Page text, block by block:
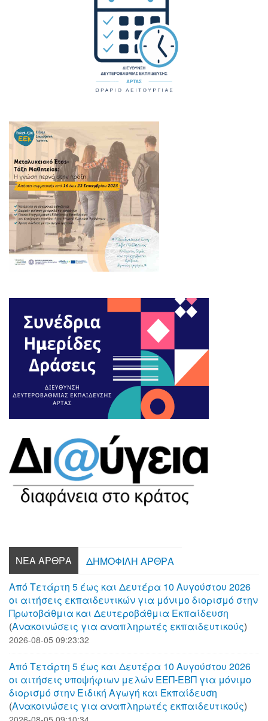
ΝΈΑ ΆΡΘΡΑ
ΔΗΜΟΦΙΛΉ ΆΡΘΡΑ
Από Τετάρτη 5 έως και Δευτέρα 10 Αυγούστου 2026
οι αιτήσεις εκπαιδευτικών για μόνιμο διορισμό στην
Πρωτοβάθμια και Δευτεροβάθμια Εκπαίδευση
(Aνακοινώσεις για αναπληρωτές εκπαιδευτικούς)
2026-08-05 09:23:32
Από Τετάρτη 5 έως και Δευτέρα 10 Αυγούστου 2026
οι αιτήσεις υποψήφιων μελών ΕΕΠ-ΕΒΠ για μόνιμο
διορισμό στην Ειδική Αγωγή και Εκπαίδευση
(Aνακοινώσεις για αναπληρωτές εκπαιδευτικούς)